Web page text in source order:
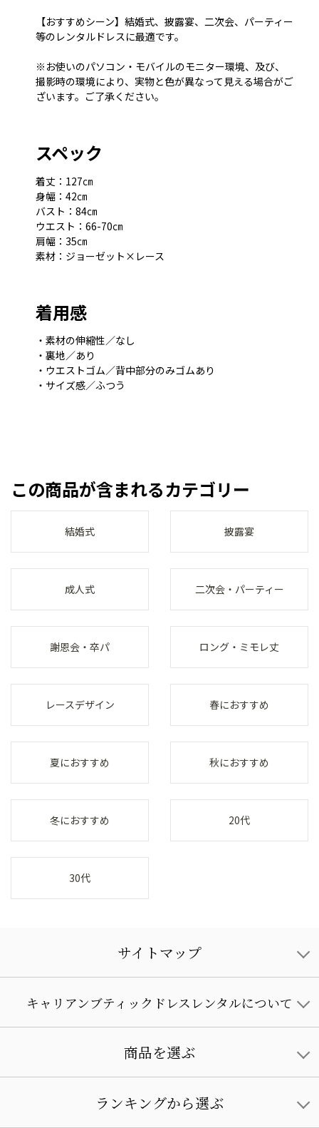
【おすすめシーン】結婚式、披露宴、二次会、パーティー
等のレンタルドレスに最適です。
※お使いのパソコン・モバイルのモニター環境、及び、
撮影時の環境により、実物と色が異なって見える場合がご
ざいます。ご了承ください。
スペック
着丈：127㎝
身幅：42㎝
バスト：84㎝
ウエスト：66-70㎝
肩幅：35㎝
素材：ジョーゼット×レース
着用感
・素材の伸縮性／なし
・裏地／あり
・ウエストゴム／背中部分のみゴムあり
・サイズ感／ふつう
この商品が含まれるカテゴリー
結婚式 披露宴
成人式 二次会・パーティー
謝恩会・卒パ ロング・ミモレ丈
レースデザイン 春におすすめ
夏におすすめ 秋におすすめ
冬におすすめ 20代
30代
サイトマップ
キャリアンブティックドレスレンタルについて
商品を選ぶ
ランキングから選ぶ